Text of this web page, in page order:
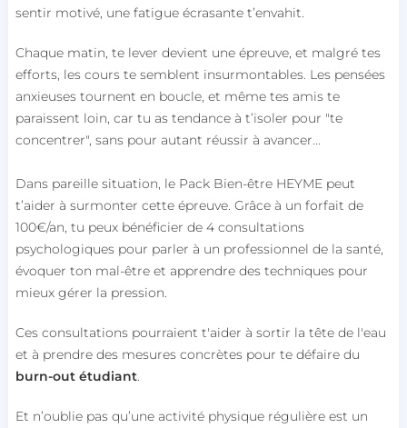
sentir motivé, une fatigue écrasante t’envahit.
Chaque matin, te lever devient une épreuve, et malgré tes
efforts, les cours te semblent insurmontables. Les pensées
anxieuses tournent en boucle, et même tes amis te
paraissent loin, car tu as tendance à t’isoler pour "te
concentrer", sans pour autant réussir à avancer...
Dans pareille situation, le Pack Bien-être HEYME peut
t’aider à surmonter cette épreuve. Grâce à un forfait de
100€/an, tu peux bénéficier de 4 consultations
psychologiques pour parler à un professionnel de la santé,
évoquer ton mal-être et apprendre des techniques pour
mieux gérer la pression.
Ces consultations pourraient t'aider à sortir la tête de l'eau
et à prendre des mesures concrètes pour te défaire du
burn-out étudiant.
Et n’oublie pas qu’une activité physique régulière est un